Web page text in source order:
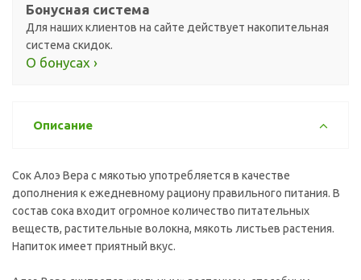
Бонусная система
Для наших клиентов на сайте действует накопительная
система скидок.
О бонусах ›
Описание
Сок Алоэ Вера с мякотью употребляется в качестве
дополнения к ежедневному рациону правильного питания. В
состав сока входит огромное количество питательных
веществ, растительные волокна, мякоть листьев растения.
Напиток имеет приятный вкус.